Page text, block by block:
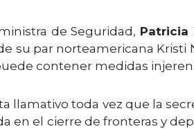
de Seguridad, Patricia
su par norteamericana Kristi
contener medidas
llamativo toda vez que la
en el cierre de fronteras y